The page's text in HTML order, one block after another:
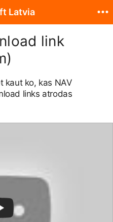
link
kaut ko, kas NAV
links atrodas
Latvia